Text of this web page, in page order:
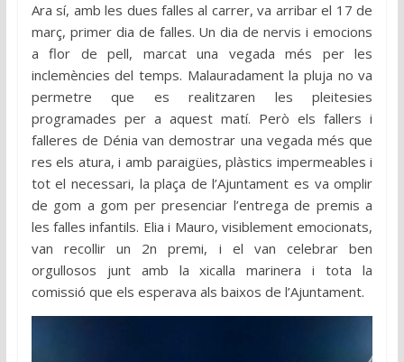
Ara sí, amb les dues falles al carrer, va arribar el 17 de
març, primer dia de falles. Un dia de nervis i emocions
a flor de pell, marcat una vegada més per les
inclemències del temps. Malauradament la pluja no va
permetre que es realitzaren les pleitesies
programades per a aquest matí. Però els fallers i
falleres de Dénia van demostrar una vegada més que
res els atura, i amb paraigües, plàstics impermeables i
tot el necessari, la plaça de l’Ajuntament es va omplir
de gom a gom per presenciar l’entrega de premis a
les falles infantils. Elia i Mauro, visiblement emocionats,
van recollir un 2n premi, i el van celebrar ben
orgullosos junt amb la xicalla marinera i tota la
comissió que els esperava als baixos de l’Ajuntament.